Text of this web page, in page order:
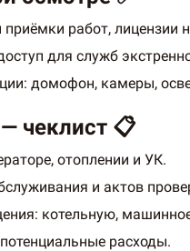
работ, лицензии
для служб
домофон, камеры,
чеклист 📋
отоплении и УК.
и актов
котельную,
расходы.